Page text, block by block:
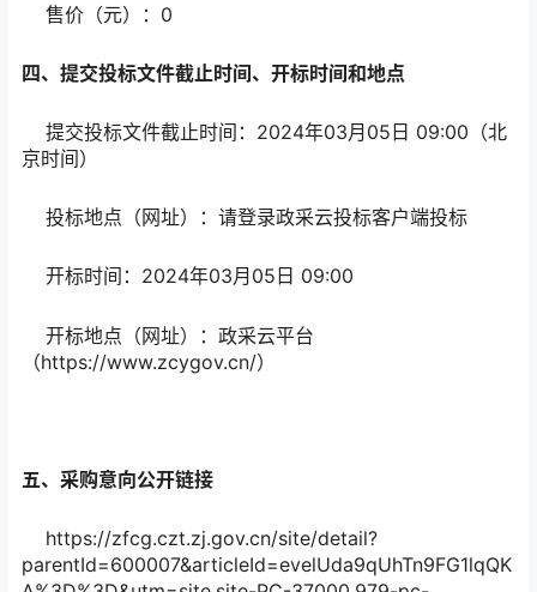
售价（元）：0
四、提交投标文件截止时间、开标时间和地点
提交投标文件截止时间：2024年03月05日 09:00（北
京时间）
投标地点（网址）：请登录政采云投标客户端投标
开标时间：2024年03月05日 09:00
开标地点（网址）：政采云平台
（https://www.zcygov.cn/）
五、采购意向公开链接
https://zfcg.czt.zj.gov.cn/site/detail?
parentId=600007&articleId=evelUda9qUhTn9FG1lqQK